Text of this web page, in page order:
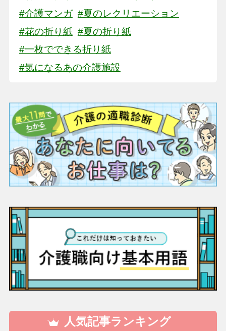
#介護マンガ #夏のレクリエーション
#花の折り紙 #夏の折り紙
#一枚でできる折り紙
#気になるあの介護施設
人気記事ランキング